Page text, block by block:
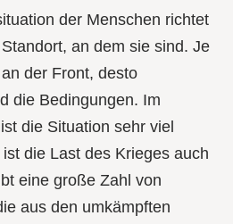
der Menschen richtet
an dem sie sind. Je
der Front, desto
die Bedingungen. Im
die Situation sehr viel
die Last des Krieges auch
eine große Zahl von
aus den umkämpften